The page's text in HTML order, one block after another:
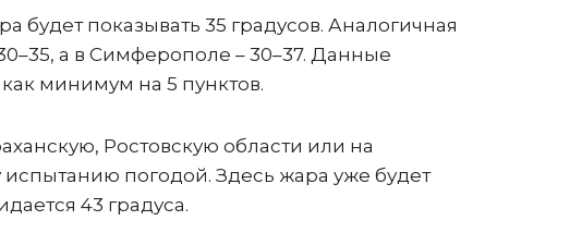
будет показывать 35 градусов. Аналогичная
а в Симферополе – 30–37. Данные
минимум на 5 пунктов.
Ростовскую области или на
испытанию погодой. Здесь жара уже будет
43 градуса.